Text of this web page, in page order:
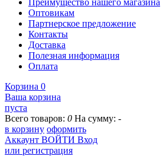
Преимущество нашего магазина
Оптовикам
Партнерское предложение
Контакты
Доставка
Полезная информация
Оплата
Корзина 0
Ваша корзина
пуста
Всего товаров: 0 На сумму: -
в корзину оформить
Аккаунт ВОЙТИ Вход
или регистрация